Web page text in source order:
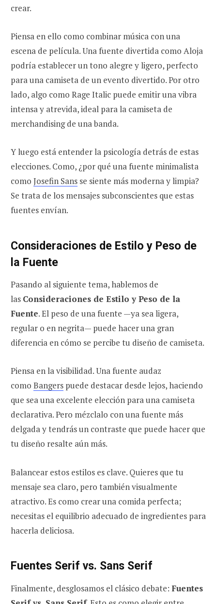
crear.
Piensa en ello como combinar música con una
escena de película. Una fuente divertida como Aloja
podría establecer un tono alegre y ligero, perfecto
para una camiseta de un evento divertido. Por otro
lado, algo como Rage Italic puede emitir una vibra
intensa y atrevida, ideal para la camiseta de
merchandising de una banda.
Y luego está entender la psicología detrás de estas
elecciones. Como, ¿por qué una fuente minimalista
como Josefin Sans se siente más moderna y limpia?
Se trata de los mensajes subconscientes que estas
fuentes envían.
Consideraciones de Estilo y Peso de
la Fuente
Pasando al siguiente tema, hablemos de
las Consideraciones de Estilo y Peso de la
Fuente. El peso de una fuente —ya sea ligera,
regular o en negrita— puede hacer una gran
diferencia en cómo se percibe tu diseño de camiseta.
Piensa en la visibilidad. Una fuente audaz
como Bangers puede destacar desde lejos, haciendo
que sea una excelente elección para una camiseta
declarativa. Pero mézclalo con una fuente más
delgada y tendrás un contraste que puede hacer que
tu diseño resalte aún más.
Balancear estos estilos es clave. Quieres que tu
mensaje sea claro, pero también visualmente
atractivo. Es como crear una comida perfecta;
necesitas el equilibrio adecuado de ingredientes para
hacerla deliciosa.
Fuentes Serif vs. Sans Serif
Finalmente, desglosamos el clásico debate: Fuentes